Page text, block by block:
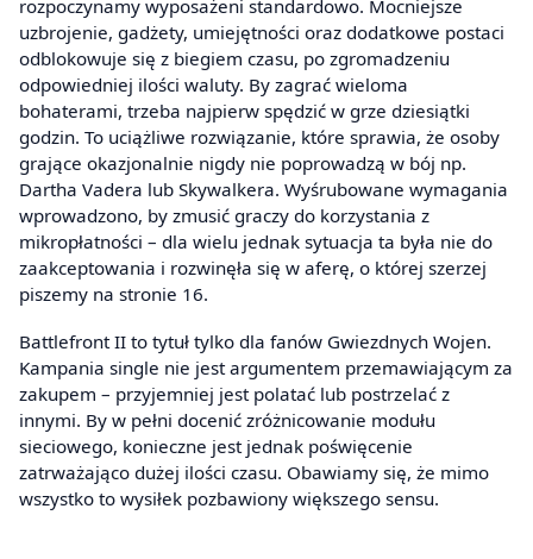
rozpoczynamy wyposażeni standardowo. Mocniejsze
uzbrojenie, gadżety, umiejętności oraz dodatkowe postaci
odblokowuje się z biegiem czasu, po zgromadzeniu
odpowiedniej ilości waluty. By zagrać wieloma
bohaterami, trzeba najpierw spędzić w grze dziesiątki
godzin. To uciążliwe rozwiązanie, które sprawia, że osoby
grające okazjonalnie nigdy nie poprowadzą w bój np.
Dartha Vadera lub Skywalkera. Wyśrubowane wymagania
wprowadzono, by zmusić graczy do korzystania z
mikropłatności – dla wielu jednak sytuacja ta była nie do
zaakceptowania i rozwinęła się w aferę, o której szerzej
piszemy na stronie 16.
Battlefront II to tytuł tylko dla fanów Gwiezdnych Wojen.
Kampania single nie jest argumentem przemawiającym za
zakupem – przyjemniej jest polatać lub postrzelać z
innymi. By w pełni docenić zróżnicowanie modułu
sieciowego, konieczne jest jednak poświęcenie
zatrważająco dużej ilości czasu. Obawiamy się, że mimo
wszystko to wysiłek pozbawiony większego sensu.